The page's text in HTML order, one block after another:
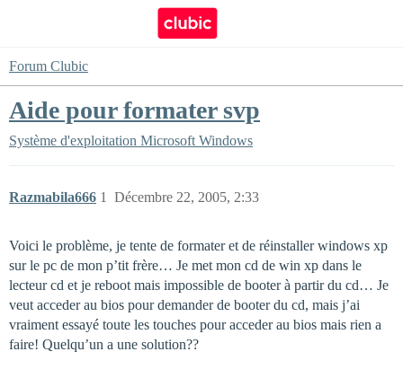
Forum Clubic
Aide pour formater svp
Système d'exploitation Microsoft Windows
Razmabila666 Décembre 22, 2005, 2:33
1
Voici le problème, je tente de formater et de réinstaller windows xp
sur le pc de mon p’tit frère… Je met mon cd de win xp dans le
lecteur cd et je reboot mais impossible de booter à partir du cd… Je
veut acceder au bios pour demander de booter du cd, mais j’ai
vraiment essayé toute les touches pour acceder au bios mais rien a
faire! Quelqu’un a une solution??